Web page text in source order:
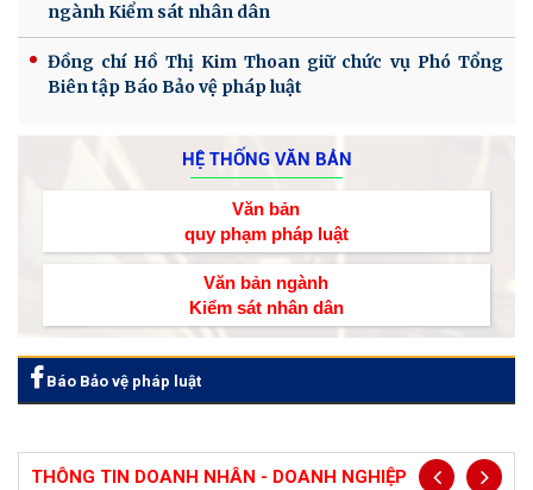
ngành Kiểm sát nhân dân
Đồng chí Hồ Thị Kim Thoan giữ chức vụ Phó Tổng
Biên tập Báo Bảo vệ pháp luật
HỆ THỐNG VĂN BẢN
Văn bản
quy phạm pháp luật
Văn bản ngành
Kiểm sát nhân dân
Báo Bảo vệ pháp luật
THÔNG TIN DOANH NHÂN - DOANH NGHIỆP